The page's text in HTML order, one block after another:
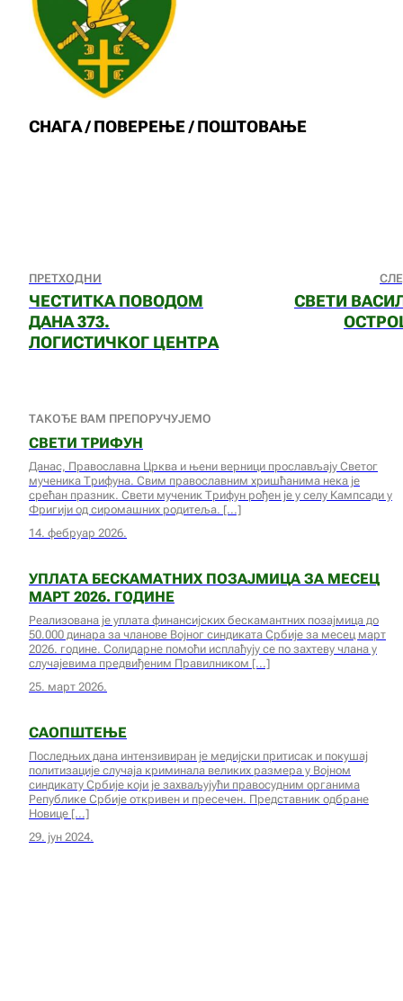
СНАГА / ПОВЕРЕЊЕ / ПОШТОВАЊЕ
ПРЕТХОДНИ
ЧЕСТИТКА ПОВОДОМ
ДАНА 373.
ЛОГИСТИЧКОГ ЦЕНТРА
СВЕТИ
ТАКОЂЕ ВАМ ПРЕПОРУЧУЈЕМО
СВЕТИ ТРИФУН
Данас, Православна Црква и њени верници прослављају Светог
мученика Трифуна. Свим православним хришћанима нека је
срећан празник. Свети мученик Трифун рођен је у селу Кампсади у
Фригији од сиромашних родитеља.
14. фебруар 2026.
УПЛАТА БЕСКАМАТНИХ ПОЗАЈМИЦА ЗА МЕСЕЦ
МАРТ 2026. ГОДИНЕ
Реализована је уплата финансијских бескамантних позајмица до
50.000 динара за чланове Војног синдиката Србије за месец март
2026. године. Солидарне помоћи исплаћују се по захтеву члана у
случајевима предвиђеним Правилником
25. март 2026.
САОПШТЕЊЕ
Последњих дана интензивиран је медијски притисак и покушај
политизације случаја криминала великих размера у Војном
синдикату Србије који је захваљујући правосудним органима
Републике Србије откривен и пресечен. Представник одбране
Новице
29. јун 2024.